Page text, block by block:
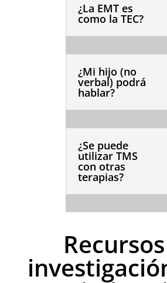
¿La EMT es
como la TEC?
¿Mi hijo (no
verbal) podrá
hablar?
¿Se puede
utilizar TMS
con otras
terapias?